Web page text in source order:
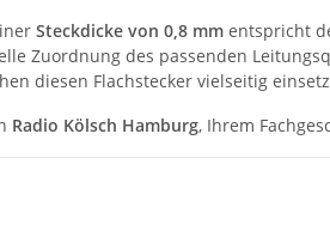
Steckdicke von 0,8 mm entspricht
Zuordnung des passenden
diesen Flachstecker vielseitig
Radio Kölsch Hamburg, Ihrem